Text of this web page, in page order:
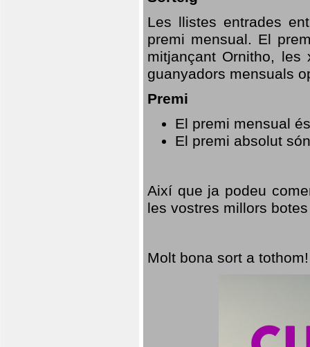
Les llistes entrades
premi mensual. El
mitjançant Ornitho,
guanyadors mensuals
Premi
El premi mensual
El premi absolut
Així que ja podeu
les vostres millors
Molt bona sort a tothom!